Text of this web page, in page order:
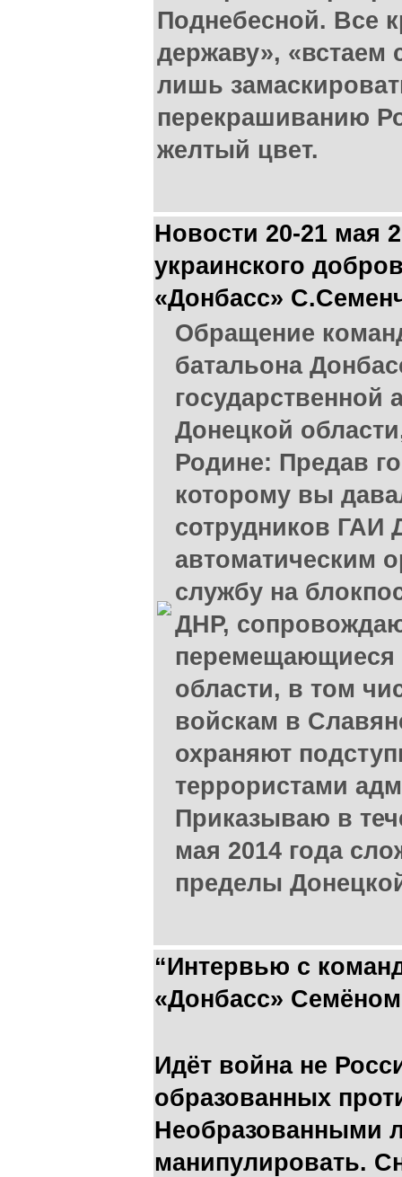
Поднебесной. Все
державу», «встаем
лишь
перекрашиванию
желтый цвет.
Новости 20-21 мая
украинского
«Донбасс»
Обращение
батальона
государственной
Донецкой
Родине: Предав
которому вы
сотрудников ГАИ
автоматическим
службу на
ДНР,
перемещающиеся
области, в том
войскам в
охраняют
террористами
Приказываю в
мая 2014 года
пределы
“Интервью с
«Донбасс»
Идёт война не
образованных
Необразованными
манипулировать.